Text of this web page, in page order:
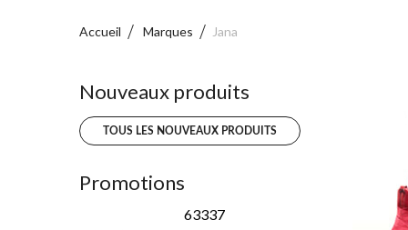
Accueil Marques Jana
Nouveaux produits
TOUS LES NOUVEAUX PRODUITS
Promotions
63337